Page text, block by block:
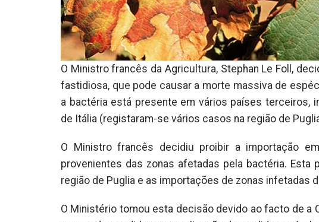
O Ministro francês da Agricultura, Stephan Le Foll,
fastidiosa, que pode causar a morte massiva de
a bactéria está presente em vários países terceiros,
de Itália (registaram-se vários casos na região de
O Ministro francês decidiu proibir a importação
provenientes das zonas afetadas pela bactéria.
região de Puglia e as importações de zonas infetadas
O Ministério tomou esta decisão devido ao facto de a